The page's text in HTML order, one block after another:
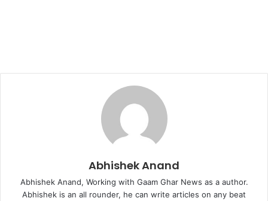
Abhishek Anand
Abhishek Anand, Working with Gaam Ghar News as a author.
Abhishek is an all rounder, he can write articles on any beat